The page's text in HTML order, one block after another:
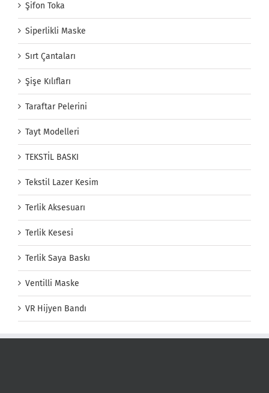
Şifon Toka
Siperlikli Maske
Sırt Çantaları
Şişe Kılıfları
Taraftar Pelerini
Tayt Modelleri
TEKSTİL BASKI
Tekstil Lazer Kesim
Terlik Aksesuarı
Terlik Kesesi
Terlik Saya Baskı
Ventilli Maske
VR Hijyen Bandı